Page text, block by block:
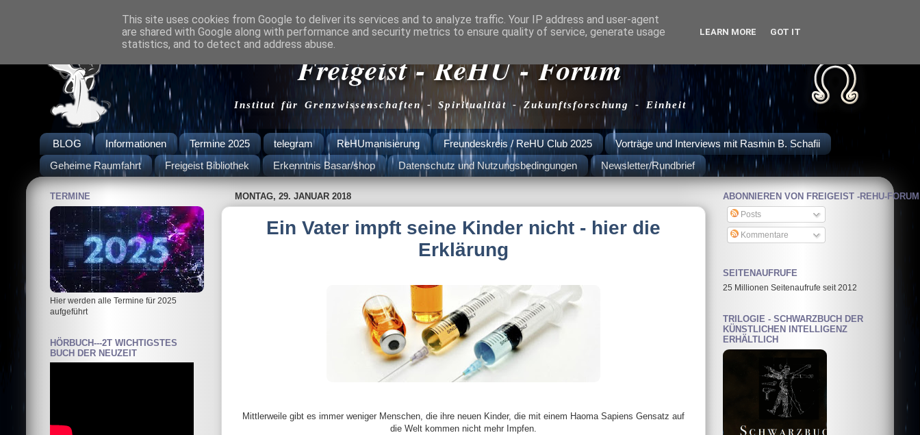
Freigeist - ReHU - Forum
Institut für Grenzwissenschaften - Spiritualität - Zukunftsforschung - Einheit
BLOG Informationen Termine 2025 telegram ReHUmanisierung Freundeskreis / ReHU Club 2025
Vorträge und Interviews mit Rasmin B. Schafii
Geheime Raumfahrt
Freigeist Bibliothek Erkenntnis Basar/shop Datenschutz und Nutzungsbedingungen Newsletter/Rundbrief
MONTAG, 29. JANUAR 2018
Ein Vater impft seine Kinder nicht - hier die
Erklärung
Mittlerweile gibt es immer weniger Menschen, die ihre neuen Kinder, die mit einem Haoma Sapiens Gensatz auf
die Welt kommen nicht mehr Impfen.
TERMINE
Hier werden alle Termine für 2025
aufgeführt
HÖRBUCH---2T WICHTIGSTES
BUCH DER NEUZEIT
ABONNIEREN VON FREIGEIST -REHU-FORUM
Posts
Kommentare
SEITENAUFRUFE
25 Millionen Seitenaufrufe seit 2012
TRILOGIE - SCHWARZBUCH DER
KÜNSTLICHEN INTELLIGENZ
ERHÄLTLICH
This site uses cookies from Google to deliver its services and to analyze traffic. Your IP address and user-agent
are shared with Google along with performance and security metrics to ensure quality of service, generate usage
statistics, and to detect and address abuse.
LEARN MORE GOT IT